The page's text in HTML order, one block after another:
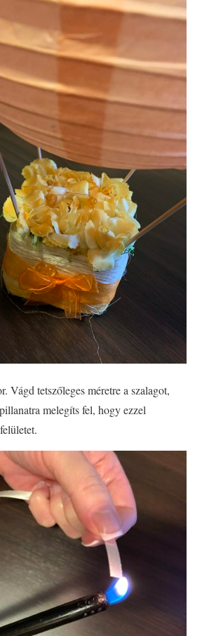
Vágd tetszőleges méretre a szalagot,
melegíts fel, hogy ezzel